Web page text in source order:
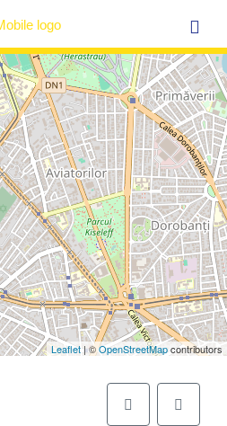
Leaflet| ©OpenStreetMapcontributors